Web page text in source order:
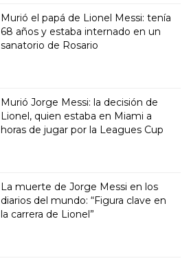
Murió el papá de Lionel Messi: tenía
68 años y estaba internado en un
sanatorio de Rosario
Murió Jorge Messi: la decisión de
Lionel, quien estaba en Miami a
horas de jugar por la Leagues Cup
La muerte de Jorge Messi en los
diarios del mundo: “Figura clave en
la carrera de Lionel”